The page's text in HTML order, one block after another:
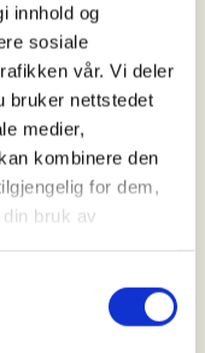
innhold og
sosiale
vår. Vi deler
bruker nettstedet
medier,
kombinere den
for dem,
bruk av